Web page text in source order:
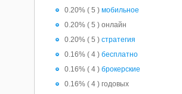
0.20% ( 5 ) мобильное
0.20% ( 5 ) онлайн
0.20% ( 5 ) стратегия
0.16% ( 4 ) бесплатно
0.16% ( 4 ) брокерские
0.16% ( 4 ) годовых